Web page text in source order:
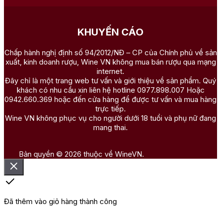
KHUYẾN CÁO
Chấp hành nghị định số 94/2012/NĐ – CP của Chính phủ về sản
xuất, kinh doanh rượu, Wine VN không mua bán rượu qua mạng
internet.
Đây chỉ là một trang web tư vấn và giới thiệu về sản phẩm. Quý
khách có nhu cầu xin liên hệ hotline 0977.898.007 Hoặc
0942.660.369 hoặc đến cửa hàng để được tư vấn và mua hàng
trực tiếp.
Wine VN không phục vụ cho người dưới 18 tuổi và phụ nữ đang
mang thai.
Bản quyền © 2026 thuộc về WineVN.
Đã thêm vào giỏ hàng thành công